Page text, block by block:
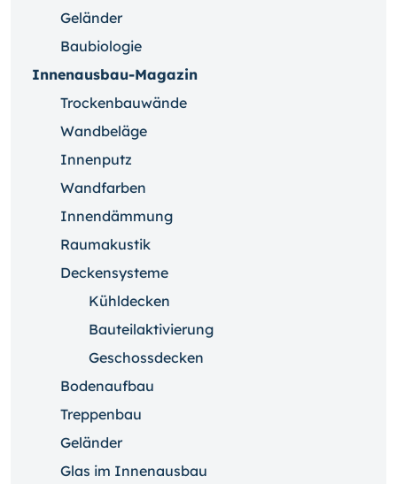
Geländer
Baubiologie
Innenausbau-Magazin
Trockenbauwände
Wandbeläge
Innenputz
Wandfarben
Innendämmung
Raumakustik
Deckensysteme
Kühldecken
Bauteilaktivierung
Geschossdecken
Bodenaufbau
Treppenbau
Geländer
Glas im Innenausbau